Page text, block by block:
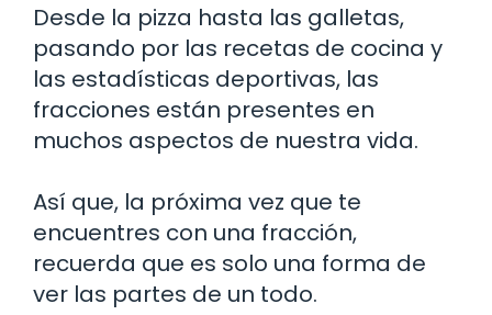
Desde la pizza hasta las galletas,
pasando por las recetas de cocina y
las estadísticas deportivas, las
fracciones están presentes en
muchos aspectos de nuestra vida.
Así que, la próxima vez que te
encuentres con una fracción,
recuerda que es solo una forma de
ver las partes de un todo.